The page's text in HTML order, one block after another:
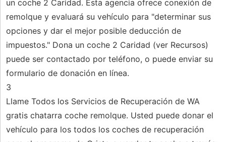
un coche 2 Caridad. Esta agencia ofrece conexión de
remolque y evaluará su vehículo para "determinar sus
opciones y dar el mejor posible deducción de
impuestos." Dona un coche 2 Caridad (ver Recursos)
puede ser contactado por teléfono, o puede enviar su
formulario de donación en línea.
3
Llame Todos los Servicios de Recuperación de WA
gratis chatarra coche remolque. Usted puede donar el
vehículo para los todos los coches de recuperación